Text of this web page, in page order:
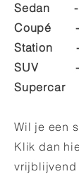
Sedan -
Coupé -
Station -
SUV -
Supercar
Wil je een
Klik dan
vrijblijvend